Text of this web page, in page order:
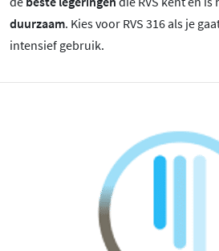
duurzaam. Kies voor RVS 316 als je
intensief gebruik.